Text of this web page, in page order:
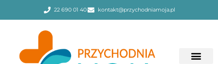
22 690 01 40 kontakt@przychodniamoja.pl